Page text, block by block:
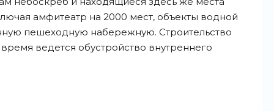
амфитеатр на 2000 мест, объекты водной
пешеходную набережную. Строительство
ведется обустройство внутреннего